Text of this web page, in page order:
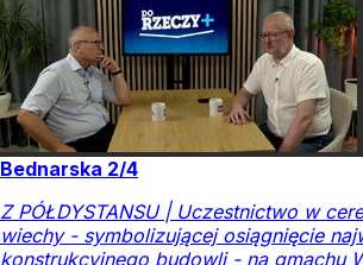
Bednarska 2/4
Z PÓŁDYSTANSU | Uczestnictwo w
wiechy - symbolizującej osiągnięcie
konstrukcyjnego budowli - na gmachu